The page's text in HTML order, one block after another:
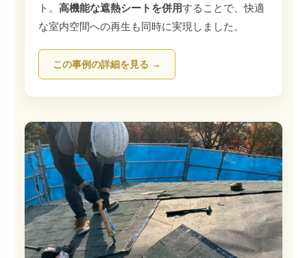
ト。 高機能な遮熱シートを併用することで、快適
な室内空間への再生も同時に実現しました。
この事例の詳細を見る →